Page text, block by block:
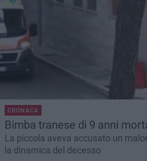
CRONACA
Bimba tranese di 9 anni
La piccola aveva accusato un
la dinamica del decesso